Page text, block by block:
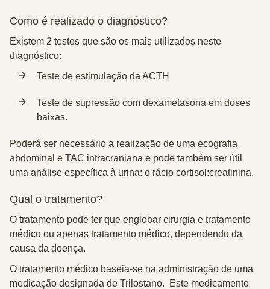
Como é realizado o diagnóstico?
Existem 2 testes que são os mais utilizados neste
diagnóstico:
Teste de estimulação da ACTH
Teste de supressão com dexametasona em doses
baixas.
Poderá ser necessário a realização de uma ecografia
abdominal e TAC intracraniana e pode também ser útil
uma análise específica à urina: o rácio cortisol:creatinina.
Qual o tratamento?
O tratamento pode ter que englobar cirurgia e tratamento
médico ou apenas tratamento médico, dependendo da
causa da doença.
O tratamento médico baseia-se na administração de uma
medicação designada de Trilostano. Este medicamento